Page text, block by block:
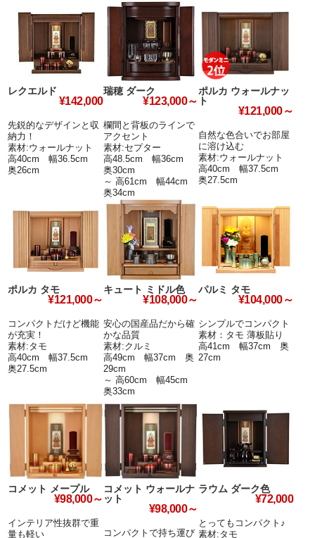
レクエルド
¥142,000
先鋭的なデザインと収
納力！
素材:ウォールナット
高40cm 幅36.5cm
奥26cm
瑞穂 ダーク
¥123,000～
欄間と背板のラインで
アクセント
素材:セプター
高48.5cm 幅36cm
奥30cm
～ 高61cm 幅44cm
奥34cm
ポルカ ウォールナッ
ト
¥121,000～
自然な色合いでお部屋
に溶け込む
素材:ウォールナット
高40cm 幅37.5cm
奥27.5cm
ポルカ タモ
¥121,000～
コンパクトだけど機能
が充実！
素材:タモ
高40cm 幅37.5cm
奥27.5cm
キュート ミドル色
¥108,000～
安心の国産品だから確
かな品質
素材:クルミ
高49cm 幅37cm 奥
29cm
～ 高60cm 幅45cm
奥33cm
パルミ タモ
¥104,000～
シンプルでコンパクト
素材：タモ 薄板貼り
高41cm 幅37cm 奥
27cm
コメット メープル
¥98,000～
インテリア性抜群で重
量も軽い
コメット ウォールナ
ット
¥98,000～
コンパクトで持ち運び
ラウム ダーク色
¥72,000
とってもコンパクト♪
素材:タモ